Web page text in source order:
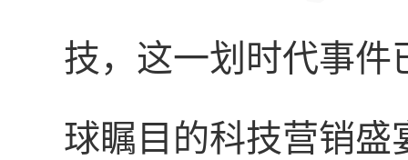
技，这一划时代事件
球瞩目的科技营销盛